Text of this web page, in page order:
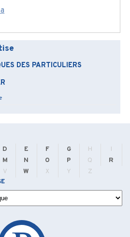
DES PARTICULIERS
D E F G H
I
M N O P Q
R
V W X Y Z